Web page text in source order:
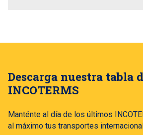
Descarga nuestra tabla
INCOTERMS
Manténte al día de los últimos
al máximo tus transportes